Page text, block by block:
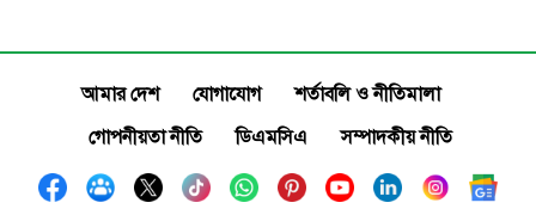
আমার দেশ যোগাযোগ
শর্তাবলি ও নীতিমালা
গোপনীয়তা নীতি
ডিএমসিএ সম্পাদকীয় নীতি